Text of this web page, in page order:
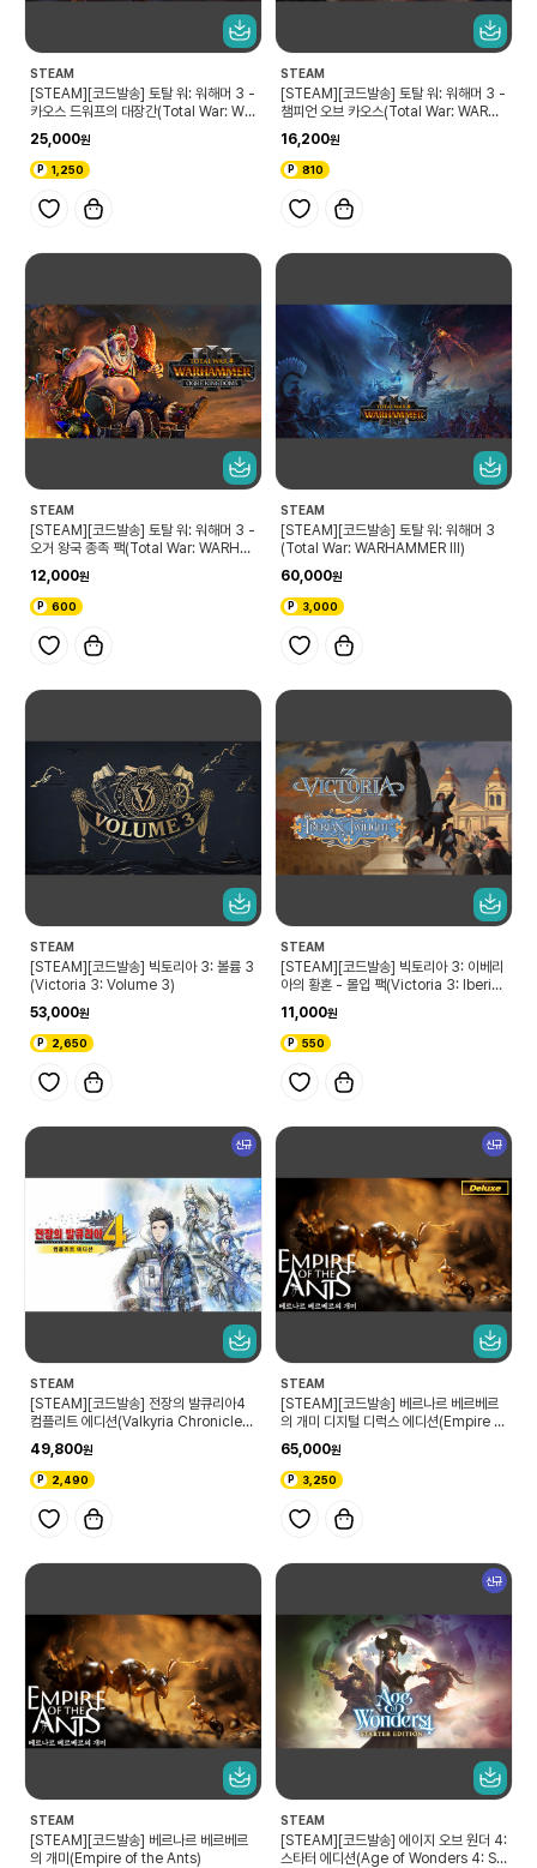
STEAM
[STEAM][코드발송] 토탈 워: 워해머 3 -
카오스 드워프의 대장간(Total War: WA
Dwarfs)
25,000
1,250
STEAM
[STEAM][코드발송] 토탈 워: 워해머 3 -
챔피언 오브 카오스(Total War: WARH
16,200
810
STEAM
[STEAM][코드발송] 토탈 워: 워해머 3 -
오거 왕국 종족 팩(Total War: WARHA
12,000
600
STEAM
[STEAM][코드발송] 토탈 워: 워해머 3
(Total War: WARHAMMER III)
60,000
3,000
STEAM
[STEAM][코드발송] 빅토리아 3: 볼륨 3
(Victoria 3: Volume 3)
53,000
2,650
STEAM
[STEAM][코드발송] 빅토리아 3: 이베리
아의 황혼 - 몰입 팩(Victoria 3: Iberia
11,000
550
신규
STEAM
[STEAM][코드발송] 전장의 발큐리아4
컴플리트 에디션(Valkyria Chronicles
49,800
2,490
신규
STEAM
[STEAM][코드발송] 베르나르 베르베르
의 개미 디지털 디럭스 에디션(Empire of
65,000
3,250
STEAM
[STEAM][코드발송] 베르나르 베르베르
의 개미(Empire of the Ants)
신규
STEAM
[STEAM][코드발송] 에이지 오브 원더 4:
스타터 에디션(Age of Wonders 4: St